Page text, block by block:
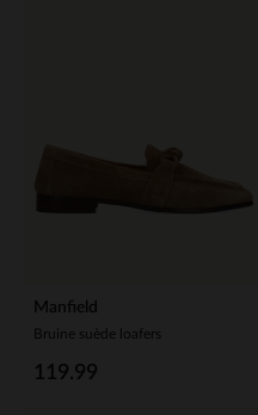
Manfield
Bruine suède loafers
119.99